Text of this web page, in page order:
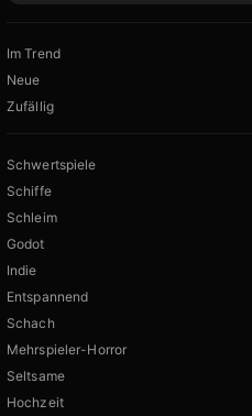
Im Trend
Neue
Zufällig
Schwertspiele
Schiffe
Schleim
Godot
Indie
Entspannend
Schach
Mehrspieler-Horror
Seltsame
Hochzeit